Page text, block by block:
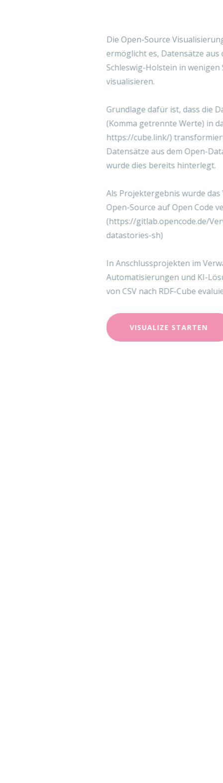
Die Open-Source
ermöglicht es, Datensätze aus dem
Schleswig-Holstein in wenigen Schritten
visualisieren.
Grundlage dafür ist, dass die Daten aus
(Komma getrennte Werte) in das RDF
https://cube.link/) transformiert werden.
Datensätze aus dem Open-Data-Portal
wurde dies bereits hinterlegt.
Als Projektergebnis wurde das
Open-Source auf Open Code
https://gitlab.opencode.de/
datastories-sh)
In Anschlussprojekten im
Automatisierungen und KI-Lösungen für
von CSV nach RDF-Cube evaluiert.
VISUALIZE STARTEN